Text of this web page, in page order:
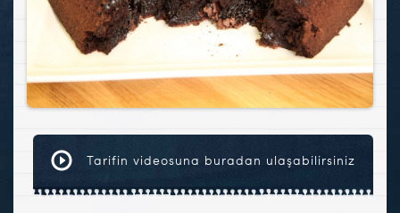
Tarifin videosuna buradan ulaşabilirsiniz